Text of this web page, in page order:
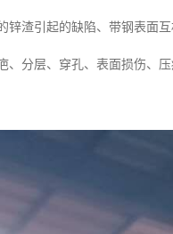
锌渣引起的缺陷、带钢表面
、分层、穿孔、表面损伤、